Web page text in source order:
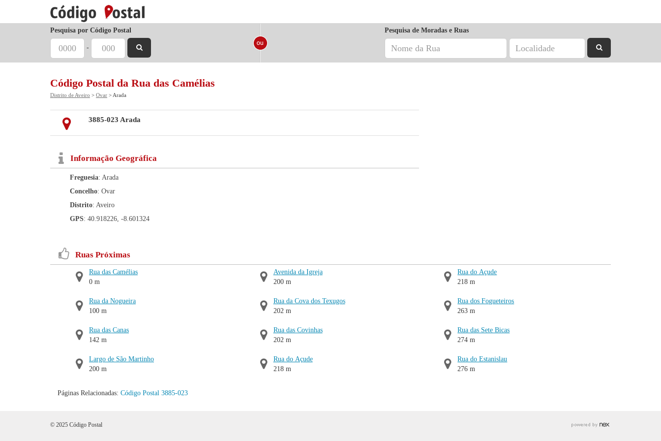
Pesquisa por Código Postal
-
Pesquisa de Moradas e Ruas
Código Postal da Rua das Camélias
Distrito de Aveiro > Ovar > Arada
3885-023 Arada
Informação Geográfica
Freguesia: Arada
Concelho: Ovar
Distrito: Aveiro
GPS: 40.918226, -8.601324
Ruas Próximas
Rua das Camélias
0 m
Rua da Nogueira
100 m
Rua das Canas
142 m
Largo de São Martinho
200 m
Avenida da Igreja
200 m
Rua da Cova dos Texugos
202 m
Rua das Covinhas
202 m
Rua do Açude
218 m
Rua do Açude
218 m
Rua dos Fogueteiros
263 m
Rua das Sete Bicas
274 m
Rua do Estanislau
276 m
Páginas Relacionadas: Código Postal 3885-023
© 2025 Código Postal